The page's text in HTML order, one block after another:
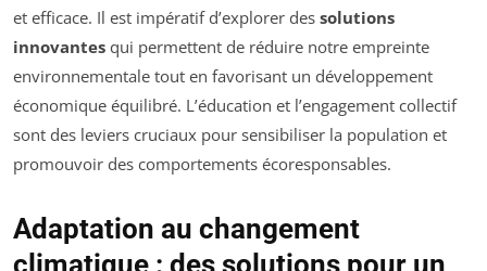
et efficace. Il est impératif d’explorer des solutions
innovantes qui permettent de réduire notre empreinte
environnementale tout en favorisant un développement
économique équilibré. L’éducation et l’engagement collectif
sont des leviers cruciaux pour sensibiliser la population et
promouvoir des comportements écoresponsables.
Adaptation au changement
climatique : des solutions pour un